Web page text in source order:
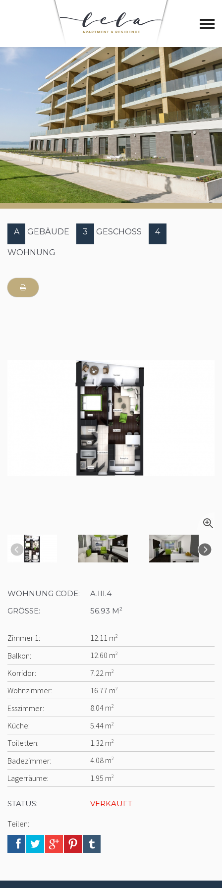
A GEBÄUDE 3 GESCHOSS 4
WOHNUNG
WOHNUNG CODE:
A.III.4
GRÖSSE:
56.93 M2
Zimmer 1: 12.11 m2
Balkon: 12.60 m2
Korridor: 7.22 m2
Wohnzimmer: 16.77 m2
Esszimmer: 8.04 m2
Küche: 5.44 m2
Toiletten: 1.32 m2
Badezimmer: 4.08 m2
Lagerräume: 1.95 m2
STATUS: VERKAUFT
Teilen: